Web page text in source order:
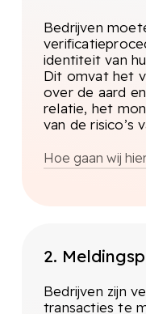
Bedrijven
identiteit van
Dit omvat het
over de aard
relatie, het
van de risico’s
Hoe gaan wij
gegevens
meer dan
2.
Bedrijven zijn
transacties te